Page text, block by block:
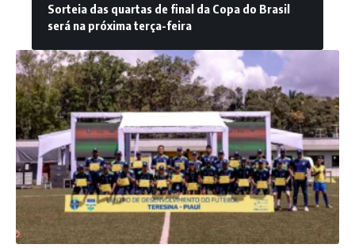
Sorteia das quartas de final da Copa do Brasil
será na próxima terça-feira